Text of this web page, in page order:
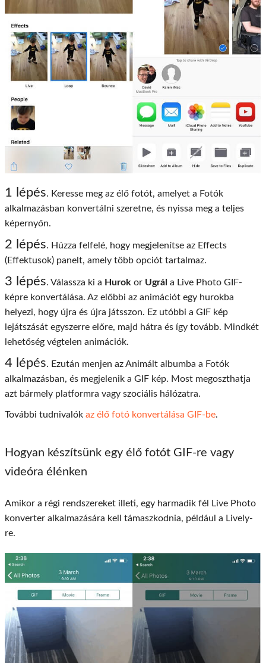
1 lépés. Keresse meg az élő fotót, amelyet a Fotók
alkalmazásban konvertálni szeretne, és nyissa meg a teljes
képernyőn.
2 lépés. Húzza felfelé, hogy megjelenítse az Effects
(Effektusok) panelt, amely több opciót tartalmaz.
3 lépés. Válassza ki a Hurok or Ugrál a Live Photo GIF-
képre konvertálása. Az előbbi az animációt egy hurokba
helyezi, hogy újra és újra játsszon. Ez utóbbi a GIF kép
lejátszását egyszerre előre, majd hátra és így tovább. Mindkét
lehetőség végtelen animációk.
4 lépés. Ezután menjen az Animált albumba a Fotók
alkalmazásban, és megjelenik a GIF kép. Most megoszthatja
azt bármely platformra vagy szociális hálózatra.
További tudnivalók az élő fotó konvertálása GIF-be.
Hogyan készítsünk egy élő fotót GIF-re vagy
videóra élénken
Amikor a régi rendszereket illeti, egy harmadik fél Live Photo
konverter alkalmazására kell támaszkodnia, például a Lively-
re.